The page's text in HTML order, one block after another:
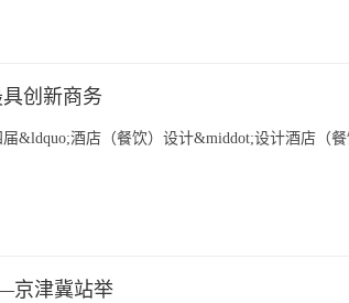
创新商务
届&ldquo;酒店（餐饮）设计&middot;设计酒店（
京津冀站举